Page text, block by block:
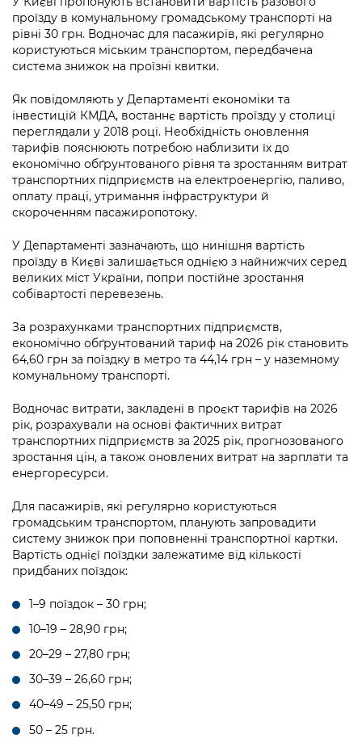
Підприємства, установи, організації
Kyiv International Relations
Річні звіти
Гендерна політика
Безбар'єрність
Київська міська військова адміністрація
Портал Захисників та Захисниць
Безбар'єрність
Портал послуг
Міський застосунок Київ Цифровий
Важливе під час воєнного стану
Уряд» – місцевий рівень»
Важливе під час воєнного стану
Про відкриті дані
Портал даних Києва
проїзду в комунальному громадському транспорті на
рівні 30 грн. Водночас для пасажирів, які регулярно
користуються міським транспортом, передбачена
система знижок на проїзні квитки.
Як повідомляють у Департаменті економіки та
інвестицій КМДА, востаннє вартість проїзду у столиці
переглядали у 2018 році. Необхідність оновлення
тарифів пояснюють потребою наблизити їх до
економічно обґрунтованого рівня та зростанням витрат
транспортних підприємств на електроенергію, паливо,
оплату праці, утримання інфраструктури й
скороченням пасажиропотоку.
У Департаменті зазначають, що нинішня вартість
проїзду в Києві залишається однією з найнижчих серед
великих міст України, попри постійне зростання
собівартості перевезень.
За розрахунками транспортних підприємств,
економічно обґрунтований тариф на 2026 рік становить
64,60 грн за поїздку в метро та 44,14 грн – у наземному
комунальному транспорті.
Водночас витрати, закладені в проєкт тарифів на 2026
рік, розрахували на основі фактичних витрат
транспортних підприємств за 2025 рік, прогнозованого
зростання цін, а також оновлених витрат на зарплати та
енергоресурси.
Для пасажирів, які регулярно користуються
громадським транспортом, планують запровадити
систему знижок при поповненні транспортної картки.
Вартість однієї поїздки залежатиме від кількості
придбаних поїздок:
1–9 поїздок – 30 грн;
10–19 – 28,90 грн;
20–29 – 27,80 грн;
30–39 – 26,60 грн;
40–49 – 25,50 грн;
50 – 25 грн.